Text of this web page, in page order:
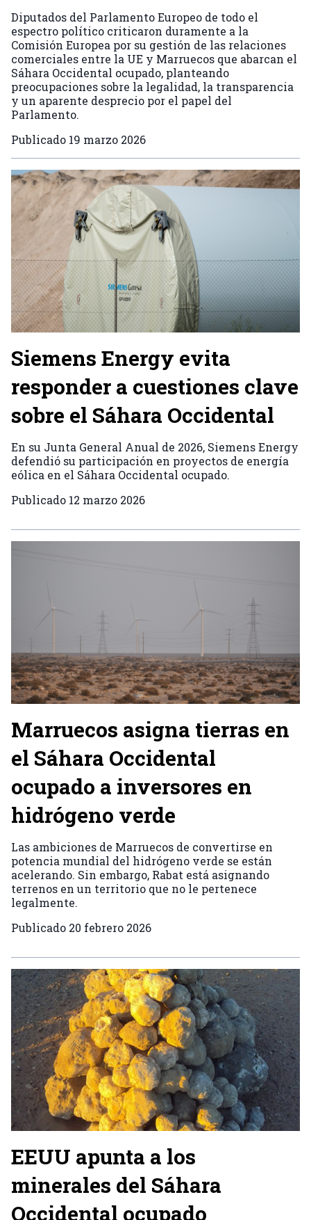
Diputados del Parlamento Europeo de todo el
espectro político criticaron duramente a la
Comisión Europea por su gestión de las relaciones
comerciales entre la UE y Marruecos que abarcan el
Sáhara Occidental ocupado, planteando
preocupaciones sobre la legalidad, la transparencia
y un aparente desprecio por el papel del
Parlamento.
Publicado 19 marzo 2026
Siemens Energy evita
responder a cuestiones clave
sobre el Sáhara Occidental
En su Junta General Anual de 2026, Siemens Energy
defendió su participación en proyectos de energía
eólica en el Sáhara Occidental ocupado.
Publicado 12 marzo 2026
Marruecos asigna tierras en
el Sáhara Occidental
ocupado a inversores en
hidrógeno verde
Las ambiciones de Marruecos de convertirse en
potencia mundial del hidrógeno verde se están
acelerando. Sin embargo, Rabat está asignando
terrenos en un territorio que no le pertenece
legalmente.
Publicado 20 febrero 2026
EEUU apunta a los
minerales del Sáhara
Occidental ocupado